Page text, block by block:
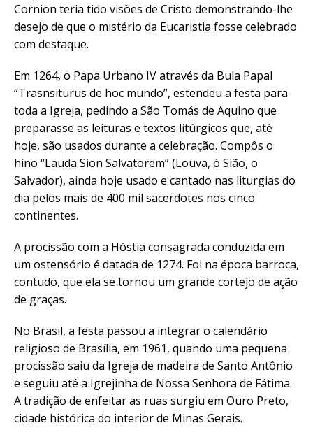
Cornion teria tido visões de Cristo demonstrando-lhe
desejo de que o mistério da Eucaristia fosse celebrado
com destaque.
Em 1264, o Papa Urbano IV através da Bula Papal
“Trasnsiturus de hoc mundo”, estendeu a festa para
toda a Igreja, pedindo a São Tomás de Aquino que
preparasse as leituras e textos litúrgicos que, até
hoje, são usados durante a celebração. Compôs o
hino “Lauda Sion Salvatorem” (Louva, ó Sião, o
Salvador), ainda hoje usado e cantado nas liturgias do
dia pelos mais de 400 mil sacerdotes nos cinco
continentes.
A procissão com a Hóstia consagrada conduzida em
um ostensório é datada de 1274. Foi na época barroca,
contudo, que ela se tornou um grande cortejo de ação
de graças.
No Brasil, a festa passou a integrar o calendário
religioso de Brasília, em 1961, quando uma pequena
procissão saiu da Igreja de madeira de Santo Antônio
e seguiu até a Igrejinha de Nossa Senhora de Fátima.
A tradição de enfeitar as ruas surgiu em Ouro Preto,
cidade histórica do interior de Minas Gerais.